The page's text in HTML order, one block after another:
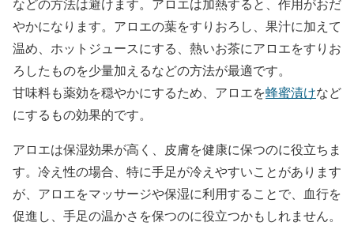
などの方法は避けます。アロエは加熱すると、作用がおだ
やかになります。アロエの葉をすりおろし、果汁に加えて
温め、ホットジュースにする、熱いお茶にアロエをすりお
ろしたものを少量加えるなどの方法が最適です。
甘味料も薬効を穏やかにするため、アロエを蜂蜜漬けなど
にするもの効果的です。
アロエは保湿効果が高く、皮膚を健康に保つのに役立ちま
す。冷え性の場合、特に手足が冷えやすいことがあります
が、アロエをマッサージや保湿に利用することで、血行を
促進し、手足の温かさを保つのに役立つかもしれません。